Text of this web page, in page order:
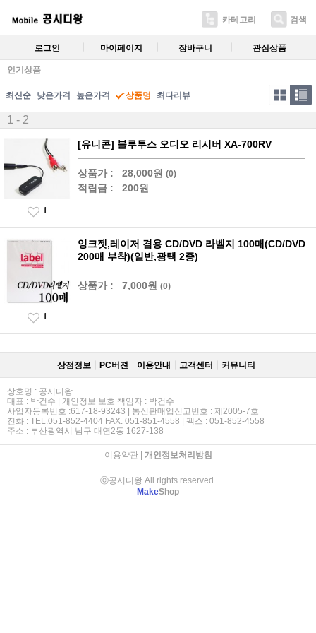
카테고리 검색
로그인 마이페이지 장바구니 관심상품
인기상품
최신순 낮은가격 높은가격 상품명 최다리뷰
1 - 2
[유니콘] 블루투스 오디오 리시버 XA-700RV
상품가 : 28,000원 (0)
적립금 : 200원
1
잉크젯,레이저 겸용 CD/DVD 라벨지 100매(CD/DVD
200매 부착)(일반,광택 2종)
상품가 : 7,000원 (0)
1
상점정보 PC버젼 이용안내 고객센터 커뮤니티
상호명 : 공시디왕
대표 : 박건수 | 개인정보 보호 책임자 : 박건수
사업자등록번호 :617-18-93243 | 통신판매업신고번호 : 제2005-7호
전화 : TEL.051-852-4404 FAX. 051-851-4558 | 팩스 : 051-852-4558
주소 : 부산광역시 남구 대연2동 1627-138
이용약관| 개인정보처리방침
ⓒ공시디왕 All rights reserved.
MakeShop